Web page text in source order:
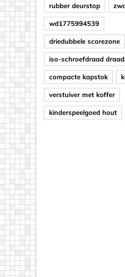
rubber deurstop
wd1775994539
driedubbele scorezone
iso-schroefdraad
compacte kapstok
verstuiver met koffer
kinderspeelgoed hout